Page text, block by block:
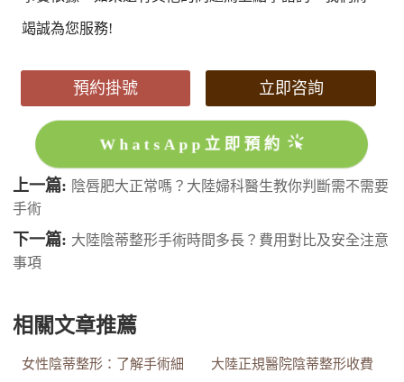
竭誠為您服務!
預約掛號 立即咨詢
WhatsApp立即預約
上一篇: 陰唇肥大正常嗎？大陸婦科醫生教你判斷需不需要
手術
下一篇: 大陸陰蒂整形手術時間多長？費用對比及安全注意
事項
相關文章推薦
女性陰蒂整形：了解手術細 大陸正規醫院陰蒂整形收費